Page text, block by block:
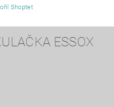
Shoptet
ESSOX